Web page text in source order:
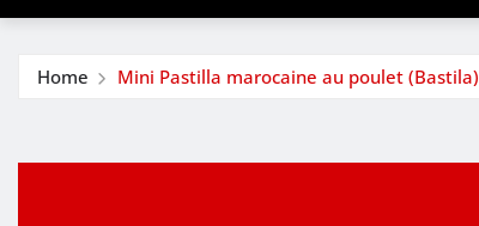
Home Mini Pastilla marocaine au poulet (Bastila)